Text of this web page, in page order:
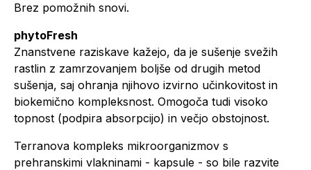
Brez pomožnih snovi.
phytoFresh
Znanstvene raziskave kažejo, da je sušenje svežih
rastlin z zamrzovanjem boljše od drugih metod
sušenja, saj ohranja njihovo izvirno učinkovitost in
biokemično kompleksnost. Omogoča tudi visoko
topnost (podpira absorpcijo) in večjo obstojnost.
Terranova kompleks mikroorganizmov s
prehranskimi vlakninami - kapsule - so bile razvite